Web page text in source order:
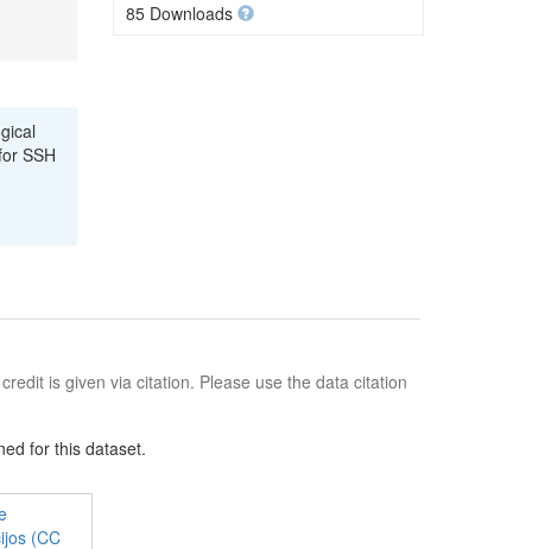
SSH
85 Downloads
is given via citation. Please use the data citation
for this dataset.
(CC